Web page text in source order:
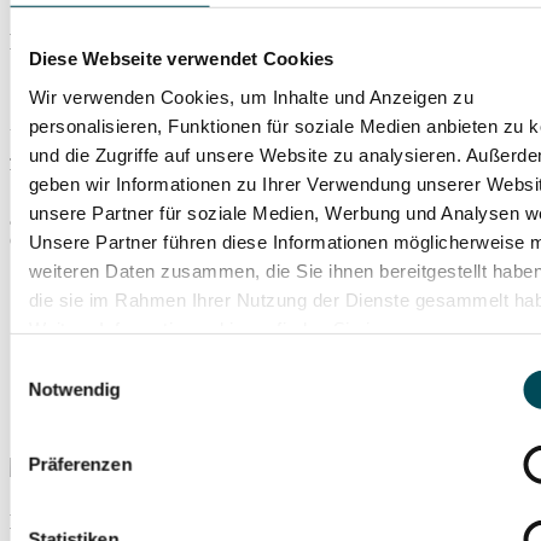
Diese Webseite verwendet Cookies
Wir verwenden Cookies, um Inhalte und Anzeigen zu
personalisieren, Funktionen für soziale Medien anbieten zu
und die Zugriffe auf unsere Website zu analysieren.
geben wir Informationen zu Ihrer Verwendung unserer
unsere Partner für soziale Medien, Werbung und Analysen
Unsere Partner führen diese Informationen möglicherweise
weiteren Daten zusammen, die Sie ihnen bereitgestellt
die sie im Rahmen Ihrer Nutzung der Dienste gesammelt
Notwendig
Präferenzen
Barocke Pracht und Musikgenuss im Festsaal
Seit 1918 gehört die Schlossanlage Schleißheim zur Bayerischen
Schlösserverwaltung und beherbergen Museen, Kunstsammlungen
und historische Prunkräume. Der große Festsaal wurde im 18.
Jahrhundert erbaut und beeindruckt durch seine barocke, ganz in
Weiß gehaltene Pracht. Alljährlich versprechen die
Sommerkonzerte auf Schloss Schleißheim musikalische Freuden für
alle Sinne und zählen zu den besonderen Kammerkonzerten im
Großraum München im historischen Ambiente.
wiedergegeben. Dabei werden personenbezogene Daten wie z.B.